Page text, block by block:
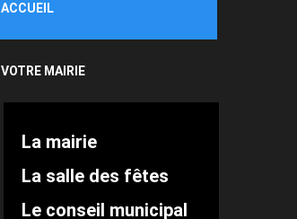
ACCUEIL
VOTRE MAIRIE
La mairie
La salle des fêtes
Le conseil municipal